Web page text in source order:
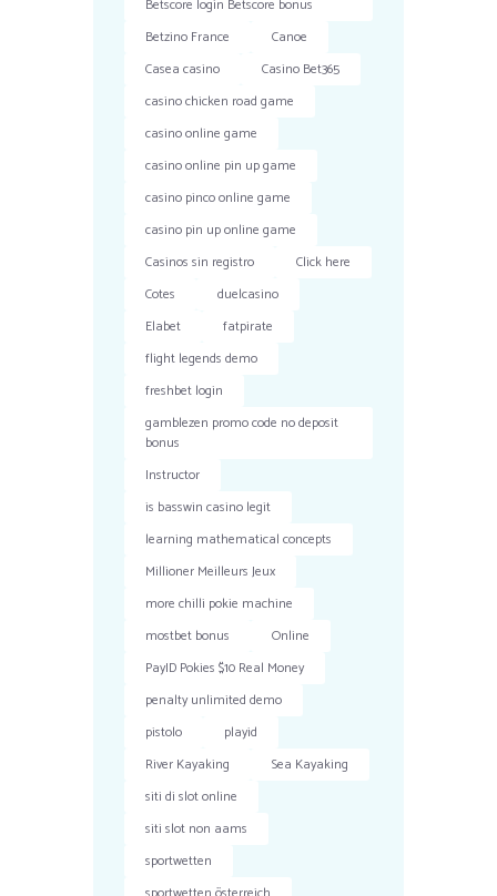
Betscore login Betscore bonus
Betzino France
Canoe
Casea casino
Casino Bet365
casino chicken road game
casino online game
casino online pin up game
casino pinco online game
casino pin up online game
Casinos sin registro
Click here
Cotes
duelcasino
Elabet
fatpirate
flight legends demo
freshbet login
gamblezen promo code no deposit
bonus
Instructor
is basswin casino legit
learning mathematical concepts
Millioner Meilleurs Jeux
more chilli pokie machine
mostbet bonus
Online
PayID Pokies $10 Real Money
penalty unlimited demo
pistolo
playid
River Kayaking
Sea Kayaking
siti di slot online
siti slot non aams
sportwetten